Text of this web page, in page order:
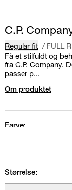
C.P.
Regular fit / FULL
Få et stilfuldt og
fra C.P. Company.
passer p...
Om produktet
Farve:
Størrelse: